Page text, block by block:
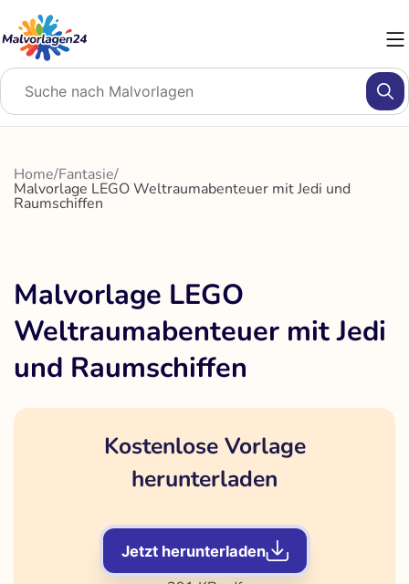
Inhalt
springen
Home/Fantasie/
Malvorlage LEGO Weltraumabenteuer mit Jedi und
Raumschiffen
Malvorlage LEGO
Weltraumabenteuer mit Jedi
und Raumschiffen
Kostenlose Vorlage
herunterladen
Jetzt herunterladen